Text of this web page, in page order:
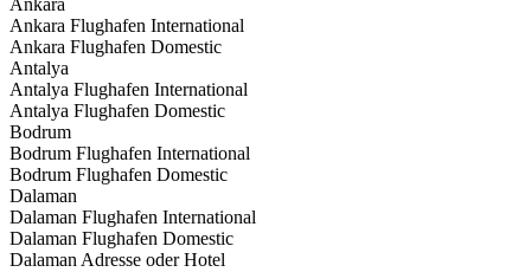
Ankara Flughafen International
Ankara Flughafen Domestic
Antalya
Antalya Flughafen International
Antalya Flughafen Domestic
Bodrum
Bodrum Flughafen International
Bodrum Flughafen Domestic
Dalaman
Dalaman Flughafen International
Dalaman Flughafen Domestic
Dalaman Adresse oder Hotel